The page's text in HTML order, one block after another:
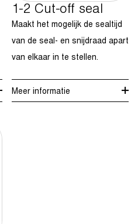
1-2 Cut-off seal
Maakt het mogelijk de sealtijd
van de seal- en snijdraad apart
van elkaar in te stellen.
Meer informatie